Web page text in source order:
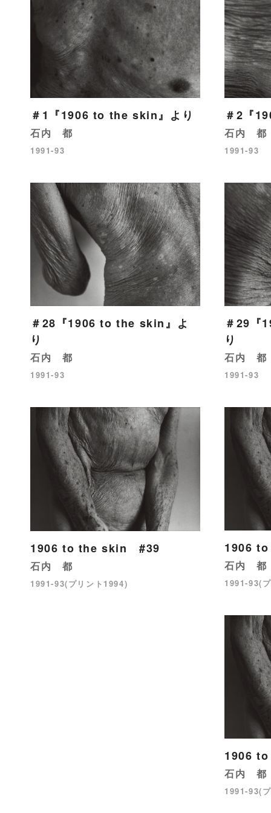
＃1『1906 to the skin』より
石内 都
1991-93
＃2『
石内 都
1991-93
＃28『1906 to the skin』よ
り
石内 都
1991-93
＃29『
り
石内 都
1991-93
1906
石内 都
1991-93(
1906 to the skin #39
石内 都
1991-93(プリント1994)
1906
石内 都
1991-93(